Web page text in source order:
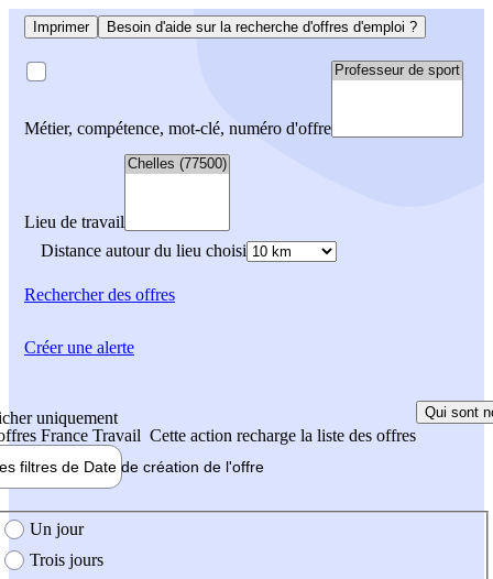
Imprimer Besoin d'aide sur la recherche d'offres d'emploi ?
Métier, compétence, mot-clé, numéro d'offre
Lieu de travail
Distance autour du lieu choisi
Rechercherdes offres
uniquement
France Travail Cette action recharge la liste des offres
Qui sont
filtres de Date de création de l'offre
création de l'offre
Un jour
Trois jours
Créer une alerte